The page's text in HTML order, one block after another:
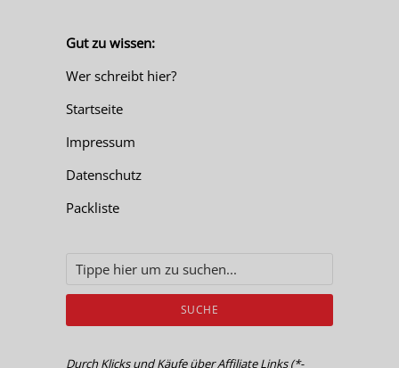
Gut zu wissen:
Wer schreibt hier?
Startseite
Impressum
Datenschutz
Packliste
SUCHE
Durch Klicks und Käufe über Affiliate Links (*-